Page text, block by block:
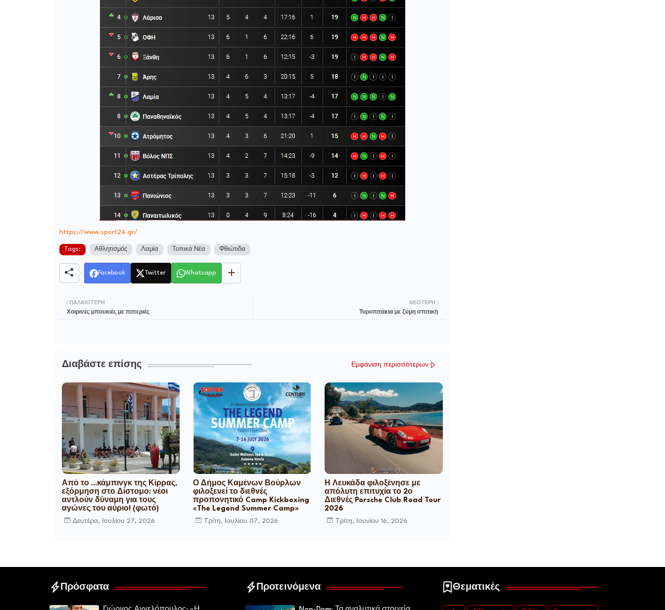
https://www.sport24.gr/
Tags: Αθλητισμός Λαμία Τοπικά Νέα Φθιώτιδα
Facebook Twitter Whatsapp
ΝΕΌΤΕΡΗ
Τυροπιτάκια με ζύμη σπιτική
ΠΑΛΑΙΌΤΕΡΗ
Χοιρινές μπουκιές με πιπεριές
Διαβάστε επίσης Εμφάνιση περισσότερων
Από το ...κάμπινγκ της Κίρρας,
εξόρμηση στο Δίστομο: νέοι
αντλούν δύναμη για τους
αγώνες του αύριο! (φωτό)
Δευτέρα, Ιουλίου 27, 2026
Ο Δήμος Καμένων Βούρλων
φιλοξενεί το διεθνές
προπονητικό Camp Kickboxing
«The Legend Summer Camp»
Τρίτη, Ιουλίου 07, 2026
Η Λευκάδα φιλοξένησε με
απόλυτη επιτυχία το 2ο
Διεθνές Porsche Club Road Tour
2026
Τρίτη, Ιουνίου 16, 2026
Πρόσφατα Προτεινόμενα Θεματικές